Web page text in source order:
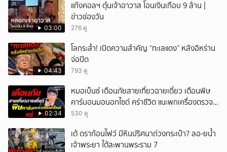
03:00
แก๊งคอลฯ ตุ๋นเจ้าอาวาส โอนเงินเกือบ 9 ล้าน |
ข่าวช่องวัน
276 ดู
04:43
โลกระส่ำ! เปิดความสำคัญ “ทะเลแดง” หลังอิหร่าน
จ่อปิด
793 ดู
02:34
หมอเบ็นซ์ เตือนภัยสายเที่ยวฉายเดี่ยว เตือนพิษ
คาร์บอนมอนอกไซด์ คร่าชีวิต แนะพกเครื่องตรวจ
วัดติดตัว
530 ดู
เต้ ดราก้อนไฟว์ มีหินปริศนาถ่วงกระเป๋า? ลอ-ยน้ำ
เจ้าพระยา ใต้สะพานพระราม 7